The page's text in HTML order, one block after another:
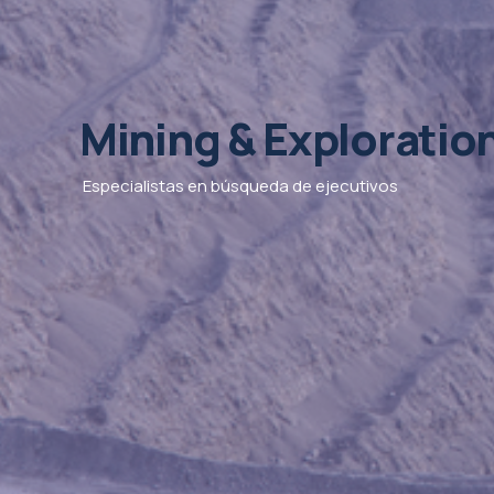
Mining &
Especialistas en búsqueda de ejecutivos